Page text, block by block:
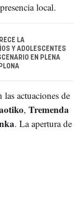
local.
LA
Y ADOLESCENTES
EN PLENA
actuaciones de
, Tremenda
. La apertura de